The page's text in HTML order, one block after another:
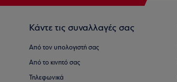
Κάντε τις συναλλαγές σας
Από τον υπολογιστή σας
Από το κινητό σας
Τηλεφωνικά